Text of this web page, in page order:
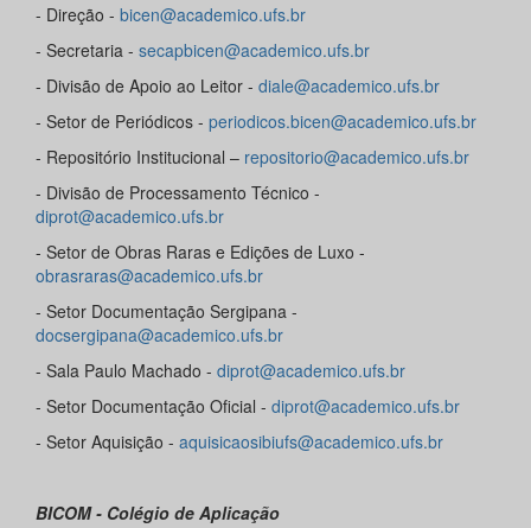
- Direção - bicen@academico.ufs.br
- Secretaria - secapbicen@academico.ufs.br
- Divisão de Apoio ao Leitor - diale@academico.ufs.br
- Setor de Periódicos - periodicos.bicen@academico.ufs.br
- Repositório Institucional – repositorio@academico.ufs.br
- Divisão de Processamento Técnico -
diprot@academico.ufs.br
- Setor de Obras Raras e Edições de Luxo -
obrasraras@academico.ufs.br
- Setor Documentação Sergipana -
docsergipana@academico.ufs.br
- Sala Paulo Machado - diprot@academico.ufs.br
- Setor Documentação Oficial - diprot@academico.ufs.br
- Setor Aquisição - aquisicaosibiufs@academico.ufs.br
BICOM - Colégio de Aplicação